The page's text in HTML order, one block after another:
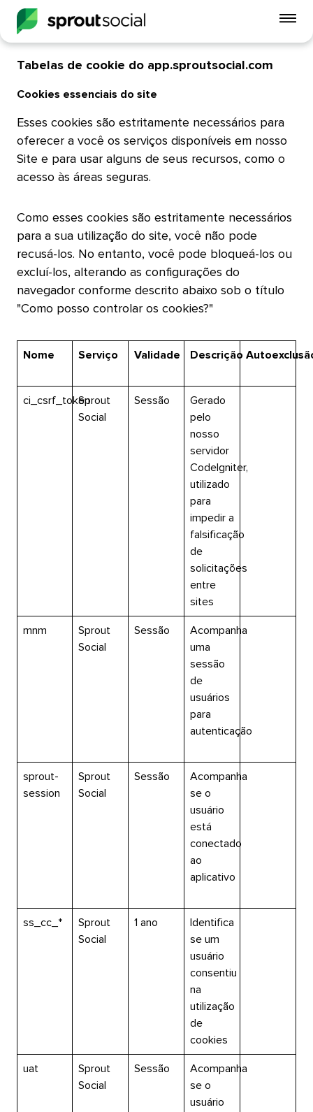
Tabelas de cookie do app.sproutsocial.com​​
Cookies essenciais do site​​
Esses cookies são estritamente necessários para
oferecer a você os serviços disponíveis em nosso
Site e para usar alguns de seus recursos, como o
acesso às áreas seguras.​​
Como esses cookies são estritamente necessários
para a sua utilização do site, você não pode
recusá-los. No entanto, você pode bloqueá-los ou
excluí-los, alterando as configurações do
navegador conforme descrito abaixo sob o título
"Como posso controlar os cookies?"​​
Nome​​ Serviço​​ Validade​​ Descrição​​
ci_csrf_token​​ Sprout
Social​​
Sessão​​
Gerado
pelo
nosso
servidor
CodeIgniter,
utilizado
para
impedir a
falsificação
de
solicitações
entre
sites​​
mnm​​
Sprout
Social​​
Sessão​​
Acompanha
uma
sessão
de
usuários
para
autenticação​​
sprout-
session​​
Sprout
Social​​
Sessão​​
Acompanha
se o
usuário
está
conectado
ao
aplicativo​​
ss_cc_*​​
Sprout
Social​​
1 ano​​
Identifica
se um
usuário
consentiu
na
utilização
de
cookies​​
uat​​
Sprout
Social​​
Sessão​​
Acompanha
se o
usuário